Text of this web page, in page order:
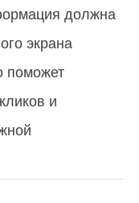
должна
экрана
поможет
и